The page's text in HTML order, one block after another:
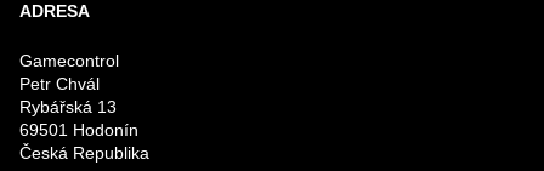
ADRESA
Gamecontrol
Petr Chvál
Rybářská 13
69501 Hodonín
Česká Republika